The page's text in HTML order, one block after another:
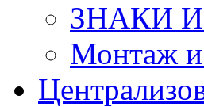
ЗНАКИ
Монтаж и